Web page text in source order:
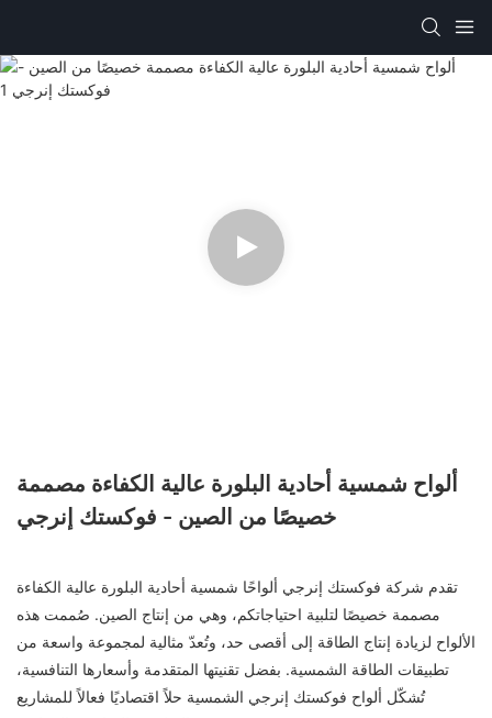
ألواح شمسية أحادية البلورة عالية الكفاءة مصممة
خصيصًا من الصين - فوكستك إنرجي
تقدم شركة فوكستك إنرجي ألواحًا شمسية أحادية البلورة عالية الكفاءة
مصممة خصيصًا لتلبية احتياجاتكم، وهي من إنتاج الصين. صُممت هذه
الألواح لزيادة إنتاج الطاقة إلى أقصى حد، وتُعدّ مثالية لمجموعة واسعة من
تطبيقات الطاقة الشمسية. بفضل تقنيتها المتقدمة وأسعارها التنافسية،
تُشكّل ألواح فوكستك إنرجي الشمسية حلاً اقتصاديًا فعالاً للمشاريع